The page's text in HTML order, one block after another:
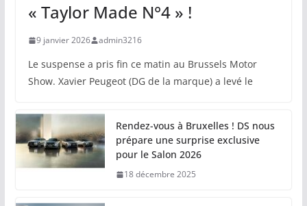
« Taylor Made N°4 » !
9 janvier 2026 admin3216
Le suspense a pris fin ce matin au Brussels Motor
Show. Xavier Peugeot (DG de la marque) a levé le
Rendez-vous à Bruxelles ! DS nous
prépare une surprise exclusive
pour le Salon 2026
18 décembre 2025